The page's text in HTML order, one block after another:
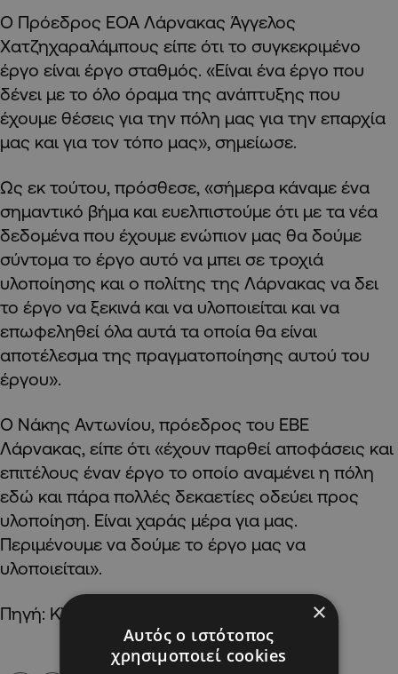
Ο Πρόεδρος ΕΟΑ Λάρνακας Άγγελος
Χατζηχαραλάμπους είπε ότι το συγκεκριμένο
έργο είναι έργο σταθμός. «Είναι ένα έργο που
δένει με το όλο όραμα της ανάπτυξης που
έχουμε θέσεις για την πόλη μας για την επαρχία
μας και για τον τόπο μας», σημείωσε.
Ως εκ τούτου, πρόσθεσε, «σήμερα κάναμε ένα
σημαντικό βήμα και ευελπιστούμε ότι με τα νέα
δεδομένα που έχουμε ενώπιον μας θα δούμε
σύντομα το έργο αυτό να μπει σε τροχιά
υλοποίησης και ο πολίτης της Λάρνακας να δει
το έργο να ξεκινά και να υλοποιείται και να
επωφεληθεί όλα αυτά τα οποία θα είναι
αποτέλεσμα της πραγματοποίησης αυτού του
έργου».
Ο Νάκης Αντωνίου, πρόεδρος του ΕΒΕ
Λάρνακας, είπε ότι «έχουν παρθεί αποφάσεις και
επιτέλους έναν έργο το οποίο αναμένει η πόλη
εδώ και πάρα πολλές δεκαετίες οδεύει προς
υλοποίηση. Είναι χαράς μέρα για μας.
Περιμένουμε να δούμε το έργο μας να
υλοποιείται».
Πηγή: ΚΥΠΕ ×
Αυτός ο ιστότοπος
χρησιμοποιεί cookies